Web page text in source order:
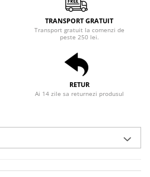
TRANSPORT GRATUIT
Transport gratuit la comenzi de
peste 250 lei.
RETUR
Ai 14 zile sa returnezi produsul